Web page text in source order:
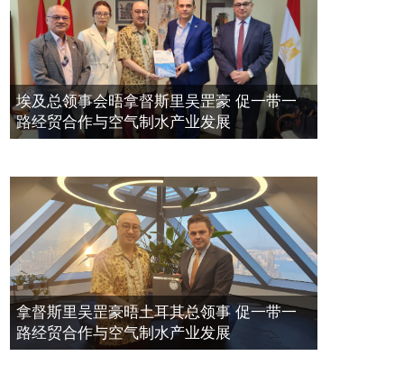
埃及总领事会晤拿督斯里吴罡豪 促一带一
路经贸合作与空气制水产业发展
拿督斯里吴罡豪晤土耳其总领事 促一带一
路经贸合作与空气制水产业发展